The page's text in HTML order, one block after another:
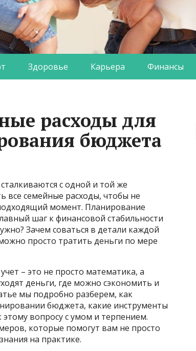
Здоровье Карьера Финансы
расходы для
бюджета
с одной и той же
все семейные расходы, чтобы не
момент. Планирование
шаг к финансовой стабильности
Зачем соваться в детали каждой
просто тратить деньги по мере
– это не просто математика, а
деньги, где можно сэкономить и
мы подробно разберем, как
бюджета, какие инструменты
вопросу с умом и терпением.
которые помогут вам не просто
на практике.